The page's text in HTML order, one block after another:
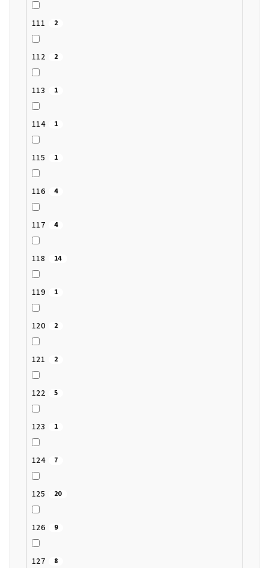
111 2
112 2
113 1
114 1
115 1
116 4
117 4
118 14
119 1
120 2
121 2
122 5
123 1
124 7
125 20
126 9
127 8